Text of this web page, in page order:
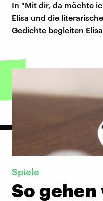
In "Mit dir, da möchte
Elisa und die
Gedichte begleiten
Spiele
So